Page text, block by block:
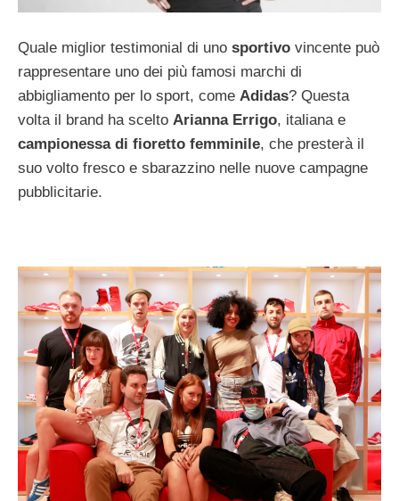
Quale miglior testimonial di uno sportivo vincente può
rappresentare uno dei più famosi marchi di
abbigliamento per lo sport, come Adidas? Questa
volta il brand ha scelto Arianna Errigo, italiana e
campionessa di fioretto femminile, che presterà il
suo volto fresco e sbarazzino nelle nuove campagne
pubblicitarie.